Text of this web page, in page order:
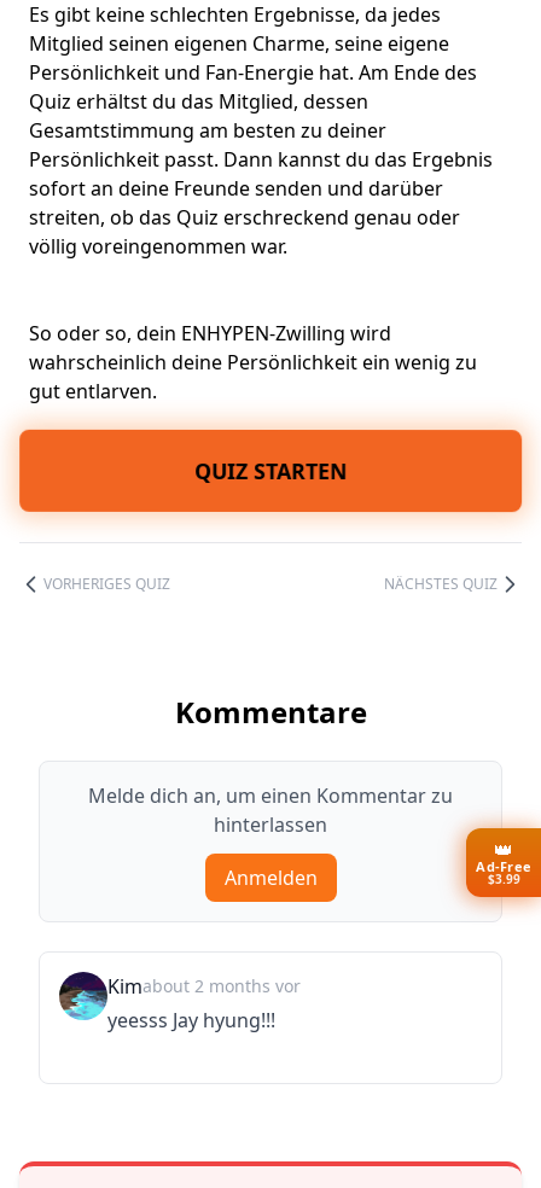
Es gibt keine schlechten Ergebnisse, da jedes
Mitglied seinen eigenen Charme, seine eigene
Persönlichkeit und Fan-Energie hat. Am Ende des
Quiz erhältst du das Mitglied, dessen
Gesamtstimmung am besten zu deiner
Persönlichkeit passt. Dann kannst du das Ergebnis
sofort an deine Freunde senden und darüber
streiten, ob das Quiz erschreckend genau oder
völlig voreingenommen war.
So oder so, dein ENHYPEN-Zwilling wird
wahrscheinlich deine Persönlichkeit ein wenig zu
gut entlarven.
QUIZ STARTEN
VORHERIGES QUIZ NÄCHSTES QUIZ
Kommentare
Melde dich an, um einen Kommentar zu
hinterlassen
Anmelden
Kimabout 2 months vor
yeesss Jay hyung!!!
👑
Ad-Free
$3.99